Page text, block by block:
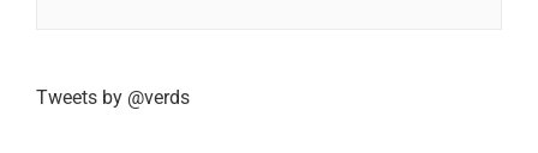
Tweets by @verds